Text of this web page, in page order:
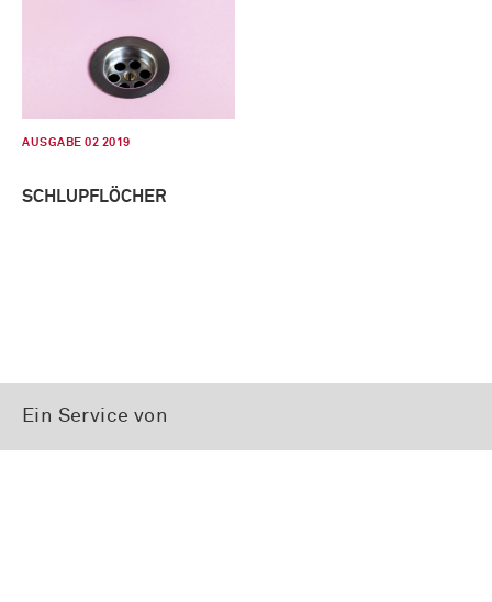
AUSGABE 02 2019
SCHLUPFLÖCHER
Ein Service von